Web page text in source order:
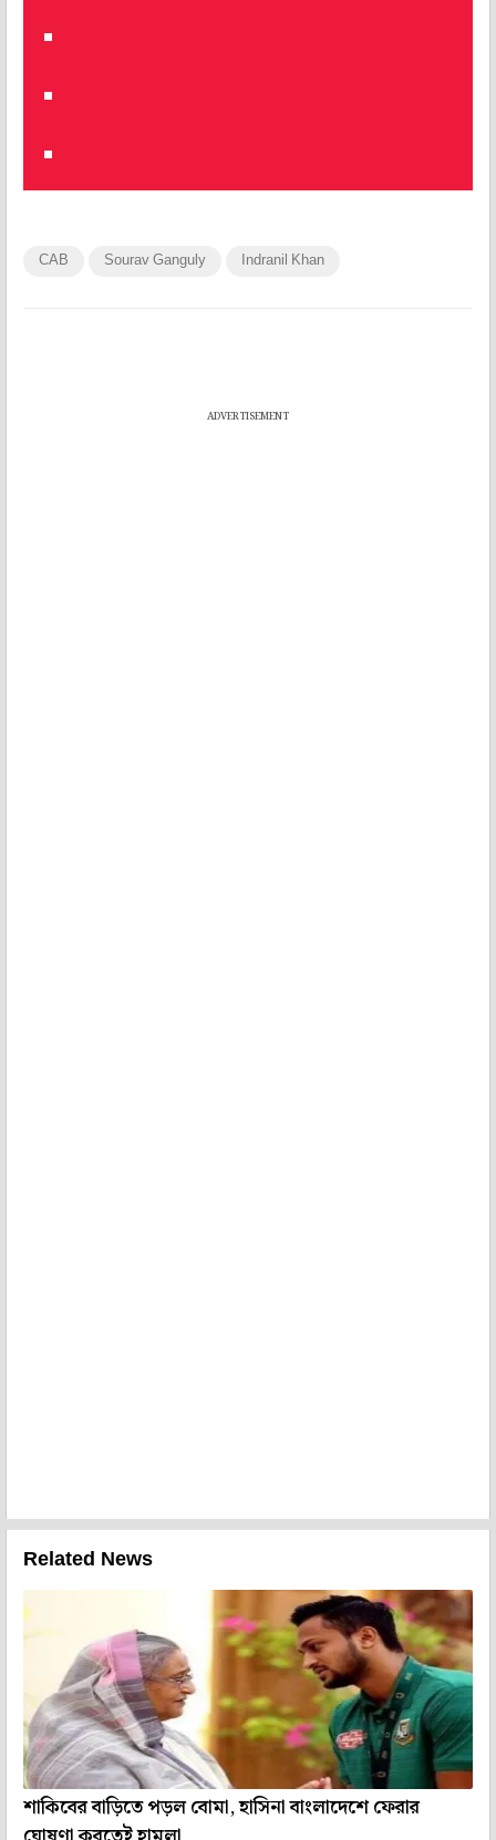
CAB Sourav Ganguly Indranil Khan
ADVERTISEMENT
Related News
শাকিবের বাড়িতে পড়ল বোমা, হাসিনা বাংলাদেশে ফেরার